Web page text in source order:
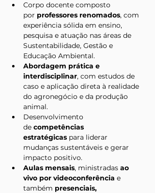
Corpo docente composto
por professores renomados, com
experiência sólida em ensino,
pesquisa e atuação nas áreas de
Sustentabilidade, Gestão e
Educação Ambiental.
Abordagem prática e
interdisciplinar, com estudos de
caso e aplicação direta à realidade
do agronegócio e da produção
animal.
Desenvolvimento
de competências
estratégicas para liderar
mudanças sustentáveis e gerar
impacto positivo.
Aulas mensais, ministradas ao
vivo por videoconferência e
também presenciais,